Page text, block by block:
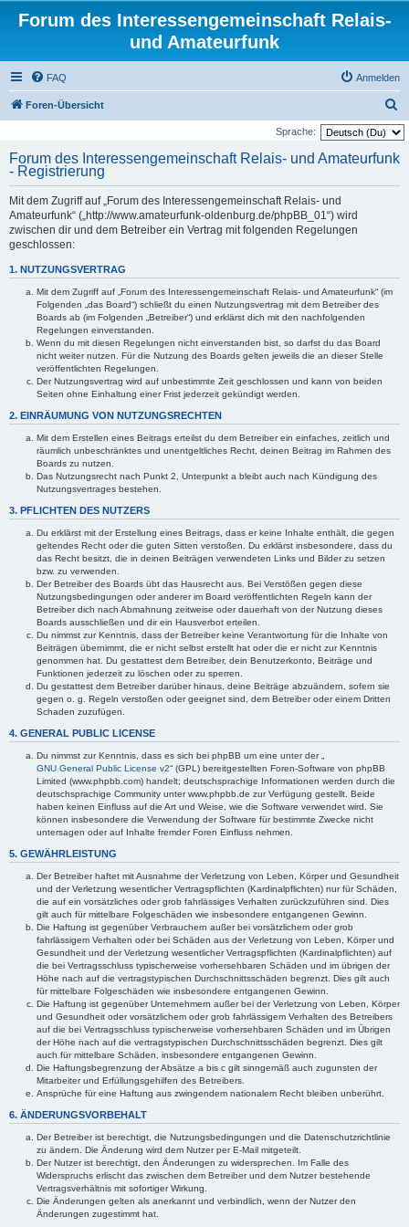
Forum des Interessengemeinschaft Relais-
und Amateurfunk
FAQ Anmelden
Foren-Übersicht
u
Sprache:
Forum des Interessengemeinschaft Relais- und Amateurfunk
- Registrierung
Mit dem Zugriff auf „Forum des Interessengemeinschaft Relais- und
Amateurfunk“ („http://www.amateurfunk-oldenburg.de/phpBB_01“) wird
zwischen dir und dem Betreiber ein Vertrag mit folgenden Regelungen
geschlossen:
1. NUTZUNGSVERTRAG
Mit dem Zugriff auf „Forum des Interessengemeinschaft Relais- und Amateurfunk“ (im
Folgenden „das Board“) schließt du einen Nutzungsvertrag mit dem Betreiber des
Boards ab (im Folgenden „Betreiber“) und erklärst dich mit den nachfolgenden
Regelungen einverstanden.
Wenn du mit diesen Regelungen nicht einverstanden bist, so darfst du das Board
nicht weiter nutzen. Für die Nutzung des Boards gelten jeweils die an dieser Stelle
veröffentlichten Regelungen.
Der Nutzungsvertrag wird auf unbestimmte Zeit geschlossen und kann von beiden
Seiten ohne Einhaltung einer Frist jederzeit gekündigt werden.
2. EINRÄUMUNG VON NUTZUNGSRECHTEN
Mit dem Erstellen eines Beitrags erteilst du dem Betreiber ein einfaches, zeitlich und
räumlich unbeschränktes und unentgeltliches Recht, deinen Beitrag im Rahmen des
Boards zu nutzen.
Das Nutzungsrecht nach Punkt 2, Unterpunkt a bleibt auch nach Kündigung des
Nutzungsvertrages bestehen.
3. PFLICHTEN DES NUTZERS
Du erklärst mit der Erstellung eines Beitrags, dass er keine Inhalte enthält, die gegen
geltendes Recht oder die guten Sitten verstoßen. Du erklärst insbesondere, dass du
das Recht besitzt, die in deinen Beiträgen verwendeten Links und Bilder zu setzen
bzw. zu verwenden.
Der Betreiber des Boards übt das Hausrecht aus. Bei Verstößen gegen diese
Nutzungsbedingungen oder anderer im Board veröffentlichten Regeln kann der
Betreiber dich nach Abmahnung zeitweise oder dauerhaft von der Nutzung dieses
Boards ausschließen und dir ein Hausverbot erteilen.
Du nimmst zur Kenntnis, dass der Betreiber keine Verantwortung für die Inhalte von
Beiträgen übernimmt, die er nicht selbst erstellt hat oder die er nicht zur Kenntnis
genommen hat. Du gestattest dem Betreiber, dein Benutzerkonto, Beiträge und
Funktionen jederzeit zu löschen oder zu sperren.
Du gestattest dem Betreiber darüber hinaus, deine Beiträge abzuändern, sofern sie
gegen o. g. Regeln verstoßen oder geeignet sind, dem Betreiber oder einem Dritten
Schaden zuzufügen.
4. GENERAL PUBLIC LICENSE
Du nimmst zur Kenntnis, dass es sich bei phpBB um eine unter der „
GNU General Public License v2“ (GPL) bereitgestellten Foren-Software von phpBB
Limited (www.phpbb.com) handelt; deutschsprachige Informationen werden durch die
deutschsprachige Community unter www.phpbb.de zur Verfügung gestellt. Beide
haben keinen Einfluss auf die Art und Weise, wie die Software verwendet wird. Sie
können insbesondere die Verwendung der Software für bestimmte Zwecke nicht
untersagen oder auf Inhalte fremder Foren Einfluss nehmen.
5. GEWÄHRLEISTUNG
Der Betreiber haftet mit Ausnahme der Verletzung von Leben, Körper und Gesundheit
und der Verletzung wesentlicher Vertragspflichten (Kardinalpflichten) nur für Schäden,
die auf ein vorsätzliches oder grob fahrlässiges Verhalten zurückzuführen sind. Dies
gilt auch für mittelbare Folgeschäden wie insbesondere entgangenen Gewinn.
Die Haftung ist gegenüber Verbrauchern außer bei vorsätzlichem oder grob
fahrlässigem Verhalten oder bei Schäden aus der Verletzung von Leben, Körper und
Gesundheit und der Verletzung wesentlicher Vertragspflichten (Kardinalpflichten) auf
die bei Vertragsschluss typischerweise vorhersehbaren Schäden und im übrigen der
Höhe nach auf die vertragstypischen Durchschnittsschäden begrenzt. Dies gilt auch
für mittelbare Folgeschäden wie insbesondere entgangenen Gewinn.
Die Haftung ist gegenüber Unternehmern außer bei der Verletzung von Leben, Körper
und Gesundheit oder vorsätzlichem oder grob fahrlässigem Verhalten des Betreibers
auf die bei Vertragsschluss typischerweise vorhersehbaren Schäden und im Übrigen
der Höhe nach auf die vertragstypischen Durchschnittsschäden begrenzt. Dies gilt
auch für mittelbare Schäden, insbesondere entgangenen Gewinn.
Die Haftungsbegrenzung der Absätze a bis c gilt sinngemäß auch zugunsten der
Mitarbeiter und Erfüllungsgehilfen des Betreibers.
Ansprüche für eine Haftung aus zwingendem nationalem Recht bleiben unberührt.
6. ÄNDERUNGSVORBEHALT
Der Betreiber ist berechtigt, die Nutzungsbedingungen und die Datenschutzrichtlinie
zu ändern. Die Änderung wird dem Nutzer per E-Mail mitgeteilt.
Der Nutzer ist berechtigt, den Änderungen zu widersprechen. Im Falle des
Widerspruchs erlischt das zwischen dem Betreiber und dem Nutzer bestehende
Vertragsverhältnis mit sofortiger Wirkung.
Die Änderungen gelten als anerkannt und verbindlich, wenn der Nutzer den
Änderungen zugestimmt hat.